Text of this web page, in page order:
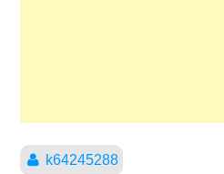
k64245288